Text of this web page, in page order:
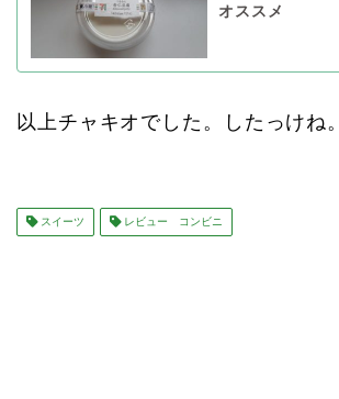
オススメ
以上チャキオでした。したっけね。
スイーツ レビュー コンビニ